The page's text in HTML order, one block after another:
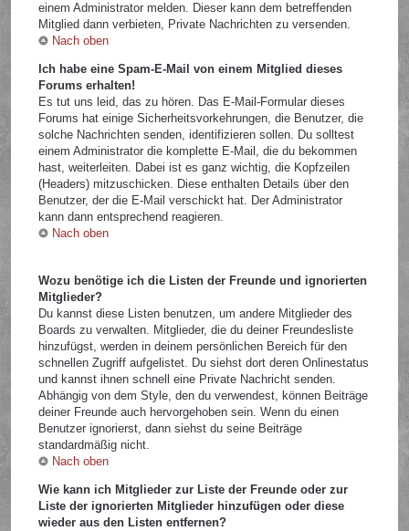
einem Administrator melden. Dieser kann dem betreffenden
Mitglied dann verbieten, Private Nachrichten zu versenden.
Nach oben
Ich habe eine Spam-E-Mail von einem Mitglied dieses
Forums erhalten!
Es tut uns leid, das zu hören. Das E-Mail-Formular dieses
Forums hat einige Sicherheitsvorkehrungen, die Benutzer, die
solche Nachrichten senden, identifizieren sollen. Du solltest
einem Administrator die komplette E-Mail, die du bekommen
hast, weiterleiten. Dabei ist es ganz wichtig, die Kopfzeilen
(Headers) mitzuschicken. Diese enthalten Details über den
Benutzer, der die E-Mail verschickt hat. Der Administrator
kann dann entsprechend reagieren.
Nach oben
Wozu benötige ich die Listen der Freunde und ignorierten
Mitglieder?
Du kannst diese Listen benutzen, um andere Mitglieder des
Boards zu verwalten. Mitglieder, die du deiner Freundesliste
hinzufügst, werden in deinem persönlichen Bereich für den
schnellen Zugriff aufgelistet. Du siehst dort deren Onlinestatus
und kannst ihnen schnell eine Private Nachricht senden.
Abhängig von dem Style, den du verwendest, können Beiträge
deiner Freunde auch hervorgehoben sein. Wenn du einen
Benutzer ignorierst, dann siehst du seine Beiträge
standardmäßig nicht.
Nach oben
Wie kann ich Mitglieder zur Liste der Freunde oder zur
Liste der ignorierten Mitglieder hinzufügen oder diese
wieder aus den Listen entfernen?